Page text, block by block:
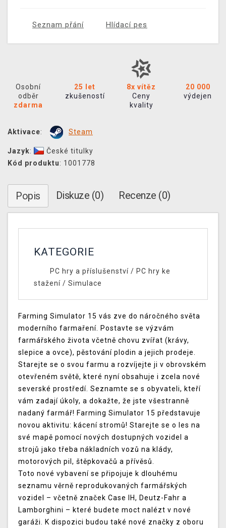
Seznam přání Hlídací pes
Osobní
odběr
zdarma
25 let
zkušeností
8x vítěz
Ceny
kvality
20 000
výdejen
Aktivace: Steam
Jazyk:
České titulky
Kód produktu: 1001778
Popis Diskuze (0) Recenze (0)
KATEGORIE
PC hry a příslušenství/ PC hry ke
stažení / Simulace
Farming Simulator 15 vás zve do náročného světa
moderního farmaření. Postavte se výzvám
farmářského života včetně chovu zvířat (krávy,
slepice a ovce), pěstování plodin a jejich prodeje.
Starejte se o svou farmu a rozvíjejte ji v obrovském
otevřeném světě, které nyní obsahuje i zcela nové
severské prostředí. Seznamte se s obyvateli, kteří
vám zadají úkoly, a dokažte, že jste všestranně
nadaný farmář! Farming Simulator 15 představuje
novou aktivitu: kácení stromů! Starejte se o les na
své mapě pomocí nových dostupných vozidel a
strojů jako třeba nákladních vozů na klády,
motorových pil, štěpkovačů a přívěsů.
Toto nové vybavení se připojuje k dlouhému
seznamu věrně reprodukovaných farmářských
vozidel – včetně značek Case IH, Deutz-Fahr a
Lamborghini – které budete moct nalézt v nové
garáži. K dispozici budou také nové značky z oboru